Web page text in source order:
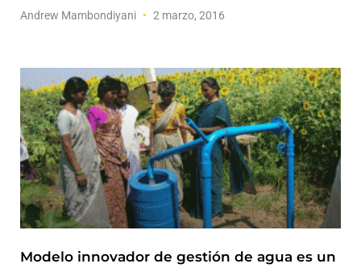
Andrew Mambondiyani 2 marzo, 2016
Modelo innovador de gestión de agua es un